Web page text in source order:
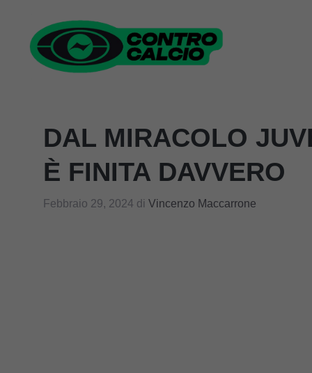
contenuto
DAL MIRACOLO
È FINITA DAVVERO
Febbraio 29, 2024 di Vincenzo Maccarrone